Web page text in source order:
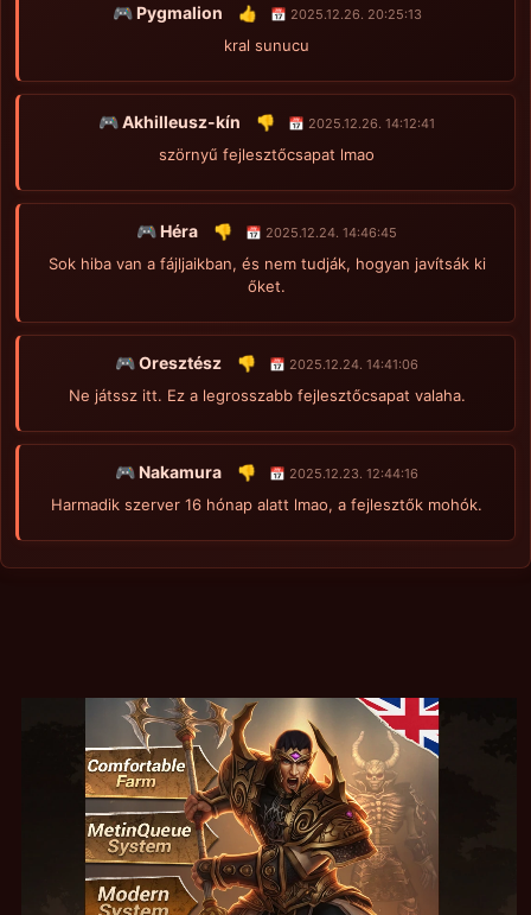
🎮 Pygmalion 👍 📅 2025.12.26. 20:25:13
kral sunucu
🎮 Akhilleusz-kín 👎 📅 2025.12.26. 14:12:41
szörnyű fejlesztőcsapat lmao
🎮 Héra 👎 📅 2025.12.24. 14:46:45
Sok hiba van a fájljaikban, és nem tudják, hogyan javítsák ki
őket.
🎮 Oresztész 👎 📅 2025.12.24. 14:41:06
Ne játssz itt. Ez a legrosszabb fejlesztőcsapat valaha.
🎮 Nakamura 👎 📅 2025.12.23. 12:44:16
Harmadik szerver 16 hónap alatt lmao, a fejlesztők mohók.